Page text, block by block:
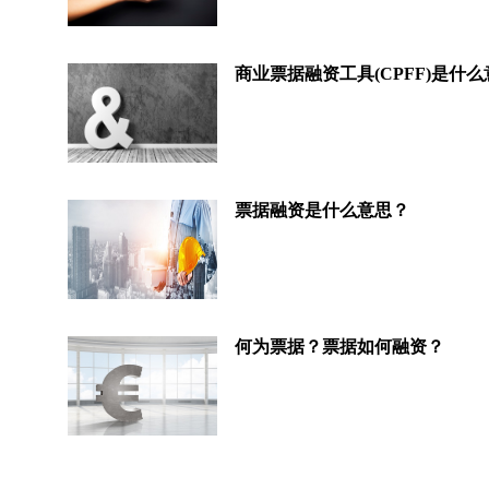
商业票据融资工具(CPFF)是什么
票据融资是什么意思？
何为票据？票据如何融资？